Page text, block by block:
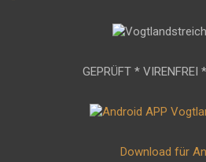
GEPRÜFT * VIRENFREI
Download für